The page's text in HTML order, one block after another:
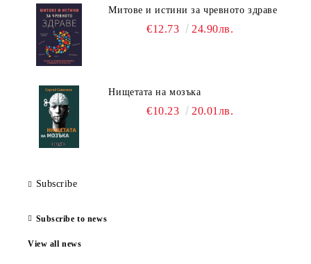
Митове и истини за чревното здраве
€12.73 24.90лв.
Нищетата на мозъка
€10.23 20.01лв.
Subscribe
Subscribe to news
View all news